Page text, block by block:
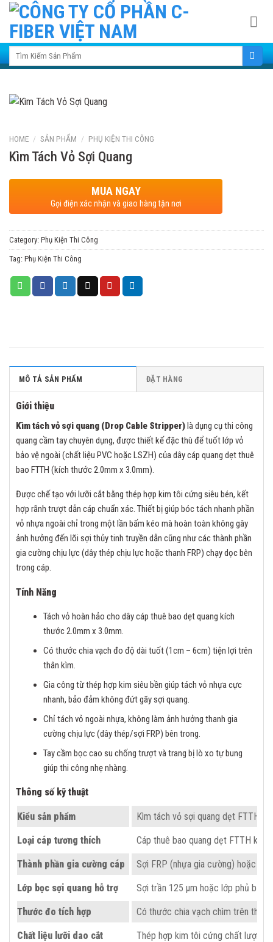
Skip
content
Search for:
HOME / SẢN PHẨM / PHỤ KIỆN THI CÔNG
Kìm Tách Vỏ Sợi Quang
MUA NGAY
Gọi điện xác nhận và giao hàng tận nơi
Category: Phụ Kiện Thi Công
Tag: Phụ Kiện Thi Công
MÔ TẢ SẢN PHẨM ĐẶT HÀNG
Giới thiệu
Kìm tách vỏ sợi quang (Drop Cable Stripper)là dụng cụ thi công
quang cầm tay chuyên dụng, được thiết kế đặc thù để tuốt lớp vỏ
bảo vệ ngoài (chất liệu PVC hoặc LSZH) của dây cáp quang dẹt thuê
bao FTTH (kích thước 2.0mm x 3.0mm).
Được chế tạo với lưỡi cắt bằng thép hợp kim tôi cứng siêu bén, kết
hợp rãnh trượt dẫn cáp chuẩn xác. Thiết bị giúp bóc tách nhanh phần
vỏ nhựa ngoài chỉ trong một lần bấm kéo mà hoàn toàn không gây
ảnh hưởng đến lõi sợi thủy tinh truyền dẫn cũng như các thành phần
gia cường chịu lực (dây thép chịu lực hoặc thanh FRP) chạy dọc bên
trong cáp.
Tính Năng
Tách vỏ hoàn hảo cho dây cáp thuê bao dẹt quang kích
thước 2.0mm x 3.0mm.
Có thước chia vạch đo độ dài tuốt (1cm – 6cm) tiện lợi trên
thân kìm.
Gia công từ thép hợp kim siêu bền giúp tách vỏ nhựa cực
nhanh, bảo đảm không đứt gãy sợi quang.
Chỉ tách vỏ ngoài nhựa, không làm ảnh hưởng thanh gia
cường chịu lực (dây thép/sợi FRP) bên trong.
Tay cầm bọc cao su chống trượt và trang bị lò xo tự bung
giúp thi công nhẹ nhàng.
Thông số kỹ thuật
Kiểu sản phẩm Kìm tách vỏ sợi quang dẹt FTTH
Loại cáp tương thích Cáp thuê bao quang dẹt FTTH kích
Thành phần gia cường cáp Sợi FRP (nhựa gia cường) hoặc
Lớp bọc sợi quang hỗ trợ Sợi trần 125 µm hoặc lớp phủ bảo
Thước đo tích hợp Có thước chia vạch chìm trên thân
Chất liệu lưỡi dao cắt Thép hợp kim tôi cứng chất lượng